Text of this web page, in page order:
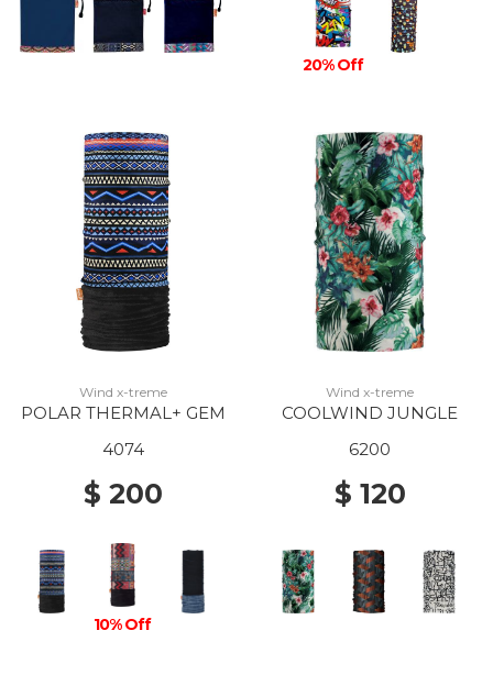
20% Off
Wind x-treme
POLAR THERMAL+ GEM
4074
$ 200
10% Off
Wind x-treme
COOLWIND JUNGLE
6200
$ 120